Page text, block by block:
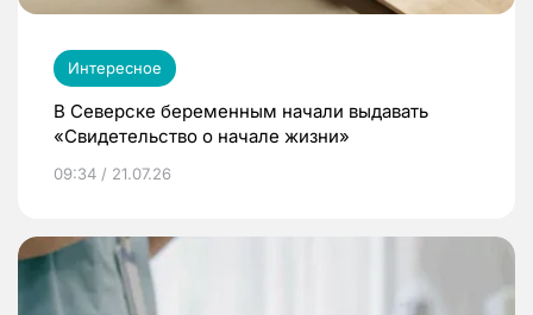
Интересное
В Северске беременным начали выдавать
«Свидетельство о начале жизни»
09:34 / 21.07.26